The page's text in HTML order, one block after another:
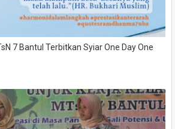
7 Bantul Terbitkan Syiar One Day One